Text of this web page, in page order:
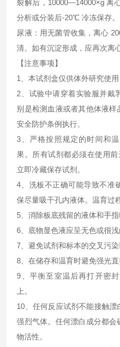
裂解后，10000—14000×g 离
分析或分装后-20℃ 冷冻保存。
尿液：用无菌管收集，离心
清。如有沉淀形成，应再次离
【注意事项】
1、本试剂盒仅供体外研究使用
2、试验中请穿着实验服并戴
别是检测血液或者其他体液
安全防护条例执行。
3、严格按照规定的时间和
果。所有试剂都必须在使用
立即冷藏保存试剂。
4、洗板不正确可能导致不准
保尽量吸干孔内液体。温育过
5、消除板底残留的液体和手
6、底物显色液应呈无色或很浅
7、避免试剂和标本的交叉污染
8、在储存和温育时避免强光直
9、平衡至室温后再打开密
上。
10、任何反应试剂不能接触
强烈气体。任何漂白成分都
物活性。